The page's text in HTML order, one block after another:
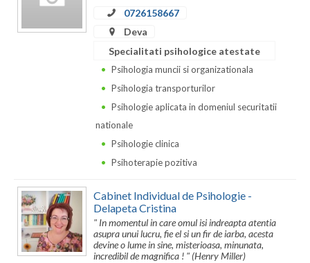
Covasna
Dambovita
Dolj
0726158667
Deva
Specialitati psihologice atestate
Psihologia muncii si organizationala
Psihologia transporturilor
Psihologie aplicata in domeniul securitatii
nationale
Psihologie clinica
Psihoterapie pozitiva
Cabinet Individual de Psihologie -
Delapeta Cristina
" In momentul in care omul isi indreapta atentia
asupra unui lucru, fie el si un fir de iarba, acesta
devine o lume in sine, misterioasa, minunata,
incredibil de magnifica ! " (Henry Miller)